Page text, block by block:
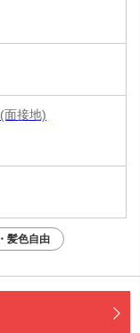
面接地)
髪色自由